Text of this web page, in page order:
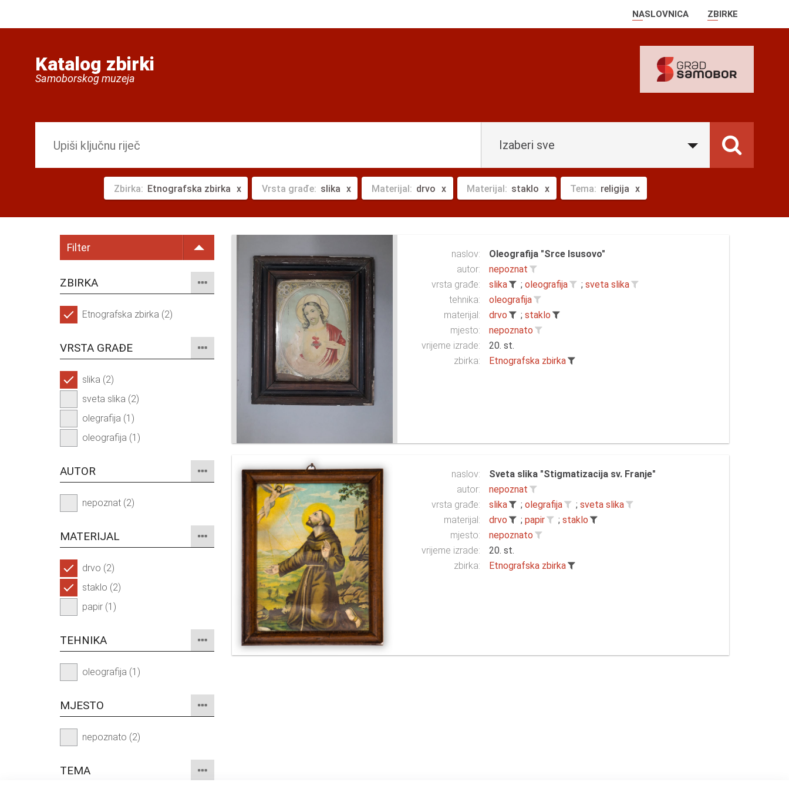
NASLOVNICA ZBIRKE
Katalog zbirki
Samoborskog muzeja
Izaberi sve
Zbirka: Etnografska zbirka Vrsta građe: slika Materijal: drvo Materijal: staklo Tema: religija
Filter
ZBIRKA
Etnografska zbirka (2)
VRSTA GRAĐE
slika (2)
sveta slika (2)
olegrafija (1)
oleografija (1)
AUTOR
nepoznat (2)
MATERIJAL
drvo (2)
staklo (2)
papir (1)
TEHNIKA
oleografija (1)
MJESTO
nepoznato (2)
TEMA
naslov:
Oleografija "Srce Isusovo"
autor:
nepoznat
vrsta građe:
slika ; oleografija ; sveta slika
tehnika:
oleografija
materijal:
drvo ; staklo
mjesto:
nepoznato
vrijeme izrade:
20. st.
zbirka:
Etnografska zbirka
naslov:
Sveta slika "Stigmatizacija sv. Franje"
autor:
nepoznat
vrsta građe:
slika ; olegrafija ; sveta slika
materijal:
drvo ; papir ; staklo
mjesto:
nepoznato
vrijeme izrade:
20. st.
zbirka:
Etnografska zbirka